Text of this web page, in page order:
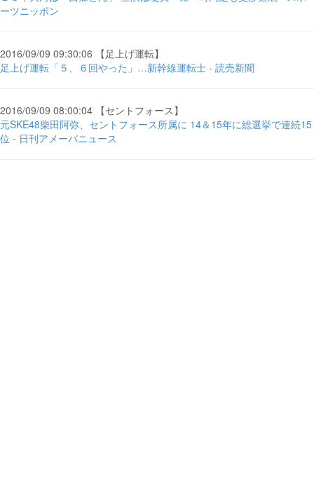
ーツニッポン
2016/09/09 09:30:06 【足上げ運転】
足上げ運転「５、６回やった」…新幹線運転士 - 読売新聞
2016/09/09 08:00:04 【セントフォース】
元SKE48柴田阿弥、セントフォース所属に 14＆15年に総選挙で連続15
位 - 日刊アメーバニュース